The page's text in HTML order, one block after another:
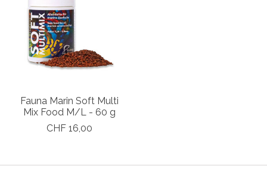
Fauna Marin Soft Multi
Mix Food M/L - 60 g
CHF 16,00